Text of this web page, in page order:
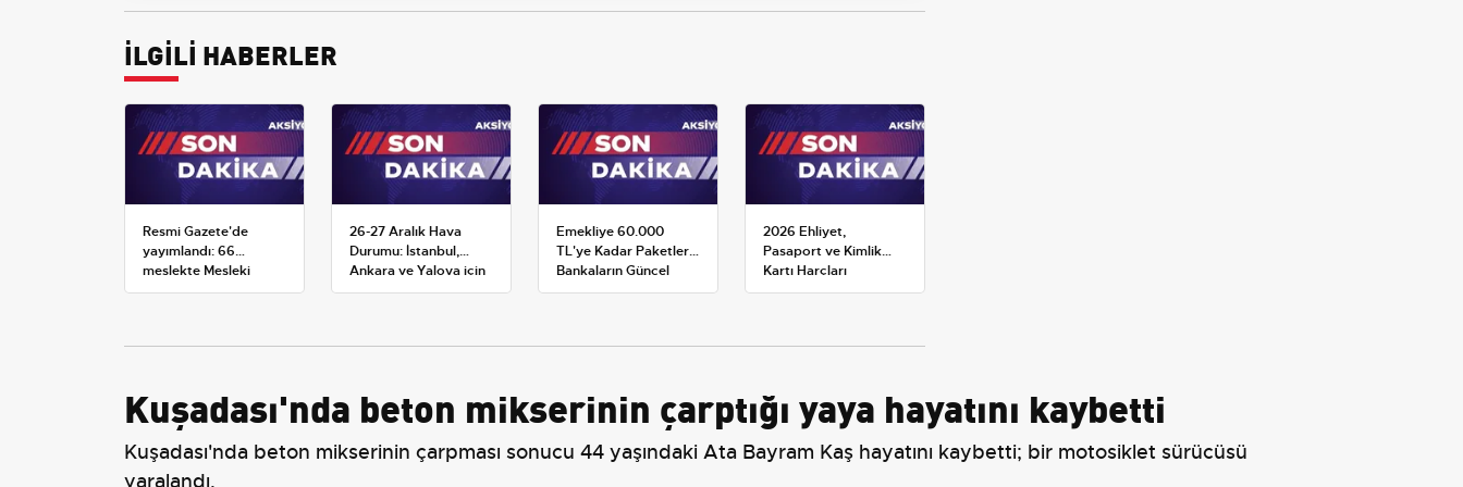
İLGİLİ HABERLER
Resmi Gazete'de
yayımlandı: 66
meslekte Mesleki
Yeterlilik Belgesi
26-27 Aralık Hava
Durumu: İstanbul,
Ankara ve Yalova için
Kar Tahminleri
Emekliye 60.000
TL'ye Kadar Paketler:
Bankaların Güncel
Promosyon ve Ek
2026 Ehliyet,
Pasaport ve Kimlik
Kartı Harçları
Resmileşti: Yeni
Kuşadası'nda beton mikserinin çarptığı yaya hayatını kaybetti
Kuşadası'nda beton mikserinin çarpması sonucu 44 yaşındaki Ata Bayram Kaş hayatını kaybetti; bir motosiklet sürücüsü
yaralandı.